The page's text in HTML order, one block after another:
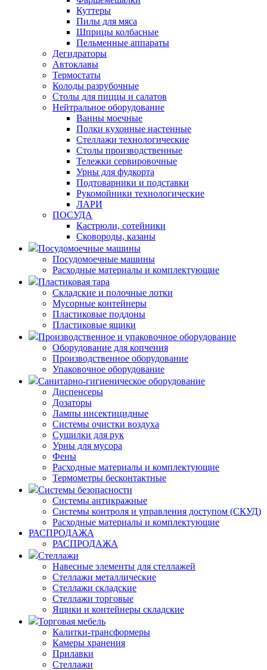
Куттеры
Пилы для мяса
Шприцы колбасные
Пельменные аппараты
Дегидраторы
Автоклавы
Термостаты
Колоды разрубочные
Столы для пиццы и салатов
Нейтральное оборудование
Ванны моечные
Полки кухонные настенные
Стеллажи технологические
Столы производственные
Тележки сервировочные
Урны для фудкорта
Подтоварники и подставки
Рукомойники технологические
ЛАРИ
ПОСУДА
Кастрюли, сотейники
Сковороды, казаны
Посудомоечные машины
Посудомоечные машины
Расходные материалы и комплектующие
Пластиковая тара
Складские и полочные лотки
Мусорные контейнеры
Пластиковые поддоны
Пластиковые ящики
Производственное и упаковочное оборудование
Оборудование для копчения
Производственное оборудование
Упаковочное оборудование
Санитарно-гигиеническое оборудование
Диспенсеры
Дозаторы
Лампы инсектицидные
Системы очистки воздуха
Сушилки для рук
Урны для мусора
Фены
Расходные материалы и комплектующие
Термометры бесконтактные
Системы безопасности
Системы антикражные
Системы контроля и управления доступом (СКУД)
Расходные материалы и комплектующие
РАСПРОДАЖА
РАСПРОДАЖА
Стеллажи
Навесные элементы для стеллажей
Стеллажи металлические
Стеллажи складские
Стеллажи торговые
Ящики и контейнеры складские
Торговая мебель
Калитки-трансформеры
Камеры хранения
Прилавки
Стеллажи